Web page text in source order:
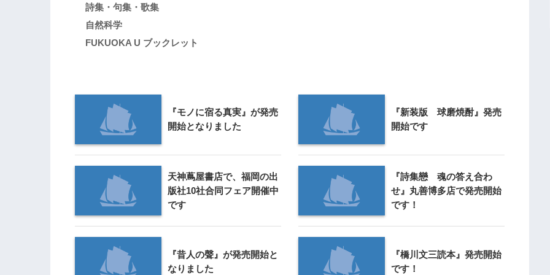
詩集・句集・歌集
自然科学
FUKUOKA U ブックレット
『モノに宿る真実』が発売
開始となりました
『新装版 球磨焼酎』発売
開始です
天神蔦屋書店で、福岡の出
版社10社合同フェア開催中
です
『詩集戀 魂の答え合わ
せ』丸善博多店で発売開始
です！
『昔人の聲』が発売開始と
なりました
『橋川文三読本』発売開始
です！